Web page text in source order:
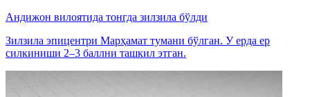
Андижон вилоятида тонгда зилзила бўлди
Зилзила эпицентри Марҳамат тумани бўлган. У ерда ер
силкиниши 2–3 баллни ташкил этган.